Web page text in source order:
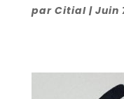
par Citial| Juin